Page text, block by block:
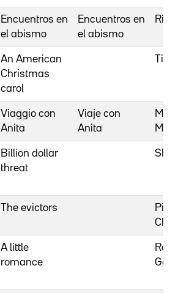
Encuentros en
el abismo
Encuentros en
el abismo
An American
Christmas
carol
Till,
Viaggio con
Anita
Viaje con
Anita
Billion dollar
threat
The evictors
A little
romance
Roy